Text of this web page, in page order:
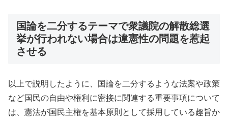
国論を二分するテーマで衆議院の解散総選
挙が行われない場合は違憲性の問題を惹起
させる
以上で説明したように、国論を二分するような法案や政策
など国民の自由や権利に密接に関連する重要事項について
は、憲法が国民主権を基本原則として採用している趣旨か